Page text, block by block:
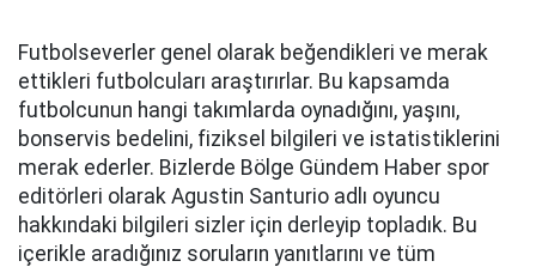
Futbolseverler genel olarak beğendikleri ve merak
ettikleri futbolcuları araştırırlar. Bu kapsamda
futbolcunun hangi takımlarda oynadığını, yaşını,
bonservis bedelini, fiziksel bilgileri ve istatistiklerini
merak ederler. Bizlerde Bölge Gündem Haber spor
editörleri olarak Agustin Santurio adlı oyuncu
hakkındaki bilgileri sizler için derleyip topladık. Bu
içerikle aradığınız soruların yanıtlarını ve tüm